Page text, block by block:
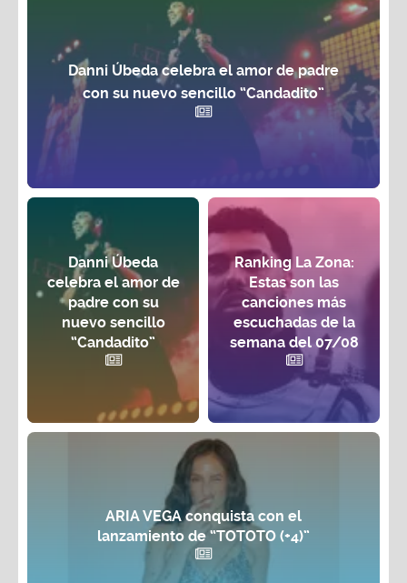
Danni Úbeda celebra el amor de padre
con su nuevo sencillo “Candadito”
Danni Úbeda
celebra el amor de
padre con su
nuevo sencillo
“Candadito”
Ranking La Zona:
Estas son las
canciones más
escuchadas de la
semana del 07/08
ARIA VEGA conquista con el
lanzamiento de “TOTOTO (+4)”